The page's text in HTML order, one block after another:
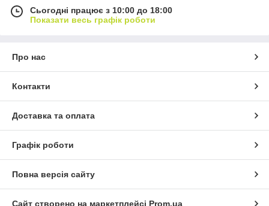
Сьогодні працює з 10:00 до 18:00
Показати весь графік роботи
Про нас
Контакти
Доставка та оплата
Графік роботи
Повна версія сайту
Сайт створено на маркетплейсі Prom.ua